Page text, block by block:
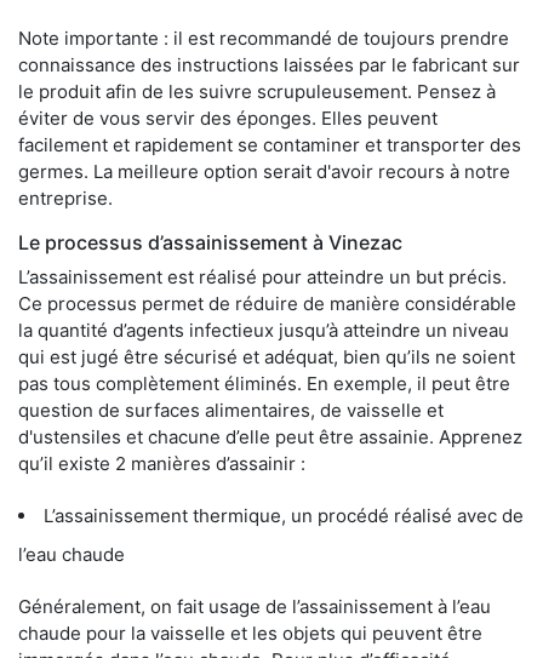
Note importante : il est recommandé de toujours prendre
connaissance des instructions laissées par le fabricant sur
le produit afin de les suivre scrupuleusement. Pensez à
éviter de vous servir des éponges. Elles peuvent
facilement et rapidement se contaminer et transporter des
germes. La meilleure option serait d'avoir recours à notre
entreprise.
Le processus d’assainissement à Vinezac
L’assainissement est réalisé pour atteindre un but précis.
Ce processus permet de réduire de manière considérable
la quantité d’agents infectieux jusqu’à atteindre un niveau
qui est jugé être sécurisé et adéquat, bien qu’ils ne soient
pas tous complètement éliminés. En exemple, il peut être
question de surfaces alimentaires, de vaisselle et
d'ustensiles et chacune d’elle peut être assainie. Apprenez
qu’il existe 2 manières d’assainir :
L’assainissement thermique, un procédé réalisé avec de
l’eau chaude
Généralement, on fait usage de l’assainissement à l’eau
chaude pour la vaisselle et les objets qui peuvent être